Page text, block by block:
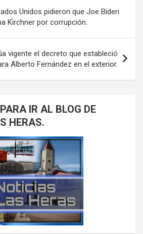
Unidos pidieron que Joe Biden
Kirchner por corrupción.
vigente el decreto que estableció
Alberto Fernández en el exterior.
IR AL BLOG DE
HERAS.